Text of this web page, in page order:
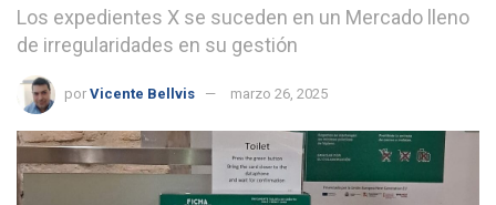
Los expedientes X se suceden en un Mercado lleno
de irregularidades en su gestión
por Vicente Bellvis marzo 26, 2025